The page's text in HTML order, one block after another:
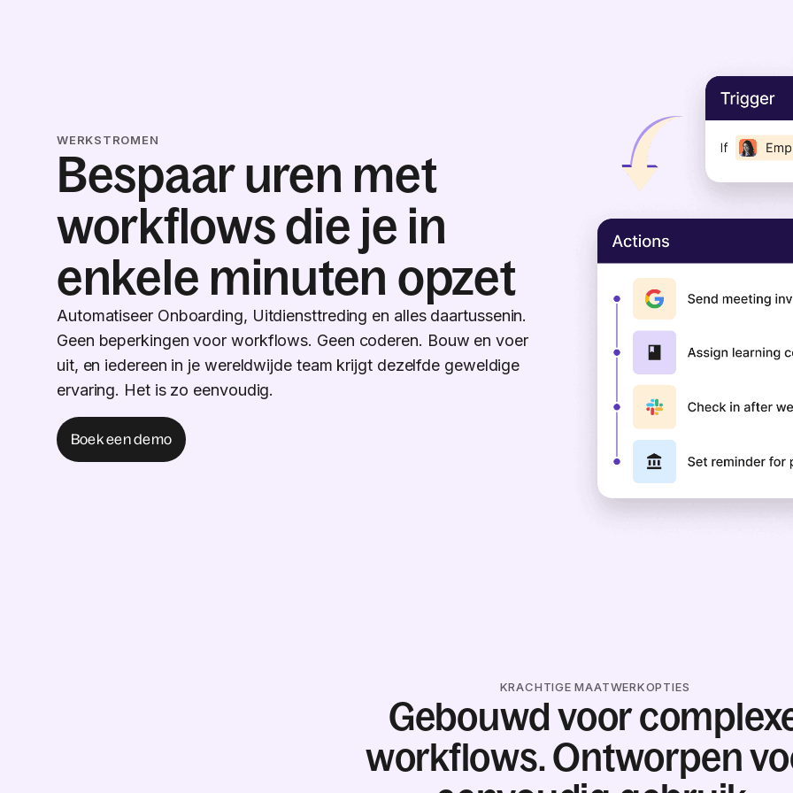
WERKSTROMEN
Bespaar uren met
workflows die je in
enkele minuten opzet
Automatiseer Onboarding, Uitdiensttreding en alles daartussenin.
Geen beperkingen voor workflows. Geen coderen. Bouw en voer
uit, en iedereen in je wereldwijde team krijgt dezelfde geweldige
ervaring. Het is zo eenvoudig.
Boek een demo
KRACHTIGE MAATWERKOPTIES
Gebouwd voor
workflows. Ontworpen